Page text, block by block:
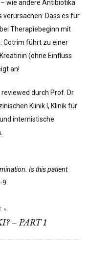
wie andere Antibiotika
Dass es für
Therapiebeginn mit
Cotrim führt zu einer
(ohne Einfluss
an!
durch Prof. Dr.
Klinik I, Klinik für
internistische
Is this patient
9
»
– PART 1